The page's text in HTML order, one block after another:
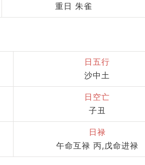
重日 朱雀
日五行
沙中土
日空亡
子丑
日禄
午命互禄 丙,戊命进禄